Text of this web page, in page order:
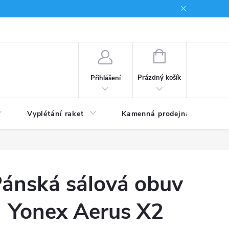
Přihlášení
NÁKUPNÍ
Prázdný košík
Vyplétání raket Kamenná prodejna
sálová obuv
Yonex Aerus X2